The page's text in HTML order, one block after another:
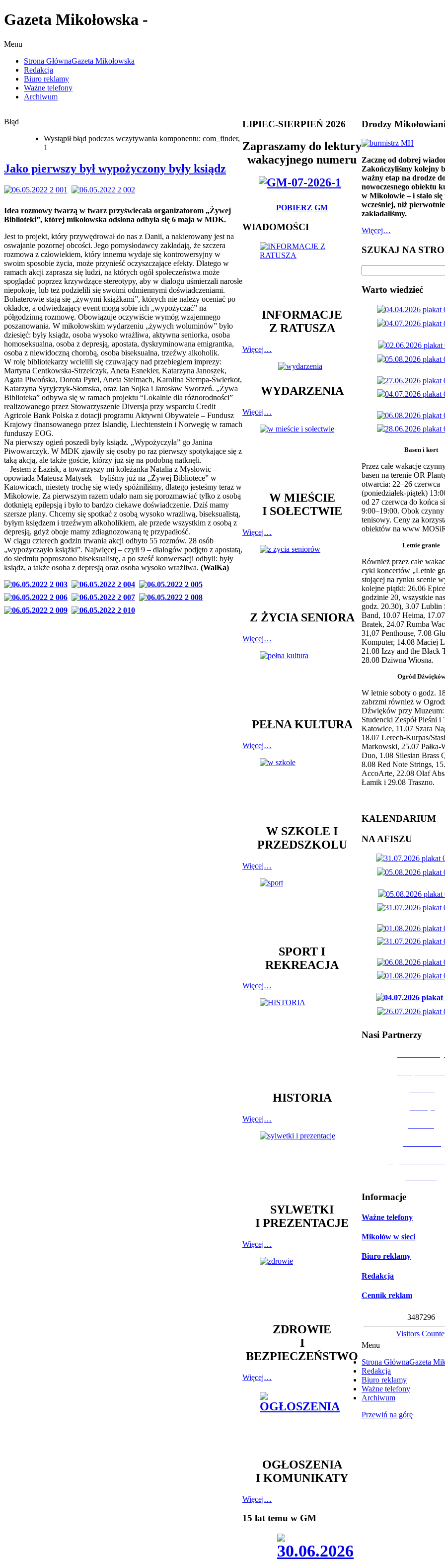
Gazeta Mikołowska -
Menu
Strona GłównaGazeta Mikołowska
Redakcja
Biuro reklamy
Ważne telefony
Archiwum
Błąd
Wystąpił błąd podczas wczytywania komponentu: com_finder,
1
Jako pierwszy był wypożyczony były ksiądz
Idea rozmowy twarzą w twarz przyświecała organizatorom „Żywej
Biblioteki”, której mikołowska odsłona odbyła się 6 maja w MDK.
Jest to projekt, który przywędrował do nas z Danii, a nakierowany jest na
oswajanie pozornej obcości. Jego pomysłodawcy zakładają, że szczera
rozmowa z człowiekiem, który innemu wydaje się kontrowersyjny w
swoim sposobie życia, może przynieść oczyszczające efekty. Dlatego w
ramach akcji zaprasza się ludzi, na których ogół społeczeństwa może
spoglądać poprzez krzywdzące stereotypy, aby w dialogu uśmierzali narosłe
niepokoje, lub też podzielili się swoimi odmiennymi doświadczeniami.
Bohaterowie stają się „żywymi książkami”, których nie należy oceniać po
okładce, a odwiedzający event mogą sobie ich „wypożyczać” na
półgodzinną rozmowę. Obowiązuje oczywiście wymóg wzajemnego
poszanowania. W mikołowskim wydarzeniu „żywych woluminów” było
dziesięć: były ksiądz, osoba wysoko wrażliwa, aktywna seniorka, osoba
homoseksualna, osoba z depresją, apostata, dyskryminowana emigrantka,
osoba z niewidoczną chorobą, osoba biseksualna, trzeźwy alkoholik.
W rolę bibliotekarzy wcielili się czuwający nad przebiegiem imprezy:
Martyna Centkowska-Strzelczyk, Aneta Esnekier, Katarzyna Janoszek,
Agata Piwońska, Dorota Pytel, Aneta Stelmach, Karolina Stempa-Świerkot,
Katarzyna Syryjczyk-Słomska, oraz Jan Sojka i Jarosław Sworzeń. „Żywa
Biblioteka” odbywa się w ramach projektu “Lokalnie dla różnorodności”
realizowanego przez Stowarzyszenie Diversja przy wsparciu Credit
Agricole Bank Polska z dotacji programu Aktywni Obywatele – Fundusz
Krajowy finansowanego przez Islandię, Liechtenstein i Norwegię w ramach
funduszy EOG.
Na pierwszy ogień poszedł były ksiądz. „Wypożyczyła” go Janina
Piwowarczyk. W MDK zjawiły się osoby po raz pierwszy spotykające się z
taką akcją, ale także goście, którzy już się na podobną natknęli.
– Jestem z Łazisk, a towarzyszy mi koleżanka Natalia z Mysłowic –
opowiada Mateusz Matysek – byliśmy już na „Żywej Bibliotece” w
Katowicach, niestety trochę się wtedy spóźniliśmy, dlatego jesteśmy teraz w
Mikołowie. Za pierwszym razem udało nam się porozmawiać tylko z osobą
dotkniętą epilepsją i było to bardzo ciekawe doświadczenie. Dziś mamy
szersze plany. Chcemy się spotkać z osobą wysoko wrażliwą, biseksualistą,
byłym księdzem i trzeźwym alkoholikiem, ale przede wszystkim z osobą z
depresją, gdyż oboje mamy zdiagnozowaną tę przypadłość.
W ciągu czterech godzin trwania akcji odbyto 55 rozmów. 28 osób
„wypożyczayło książki”. Najwięcej – czyli 9 – dialogów podjęto z apostatą,
do siedmiu poproszono biseksualistę, a po sześć konwersacji odbyli: były
ksiądz, a także osoba z depresją oraz osoba wysoko wrażliwa. (WalKa)
LIPIEC-SIERPIEŃ 2026
Zapraszamy do lektury
wakacyjnego numeru
POBIERZ GM
WIADOMOŚCI
INFORMACJE
Z RATUSZA
Więcej…
WYDARZENIA
Więcej…
W MIEŚCIE
I SOŁECTWIE
Więcej…
Z ŻYCIA SENIORA
Więcej…
PEŁNA KULTURA
Więcej…
W SZKOLE I
PRZEDSZKOLU
Więcej…
SPORT I
REKREACJA
Więcej…
HISTORIA
Więcej…
SYLWETKI
I PREZENTACJE
Więcej…
ZDROWIE
I
BEZPIECZEŃSTWO
Więcej…
OGŁOSZENIA
I KOMUNIKATY
Więcej…
15 lat temu w GM
Drodzy
Zacznę od dobrej
Zakończyliśmy kolejny
ważny etap na drodze
nowoczesnego obiektu
w Mikołowie – i stało się
wcześniej, niż pierwotnie
zakładaliśmy.
Więcej…
SZUKAJ NA
Warto wiedzieć
Basen i kort
Przez całe wakacje
basen na terenie OR
otwarcia: 22–26 czerwca
(poniedziałek-piątek)
od 27 czerwca do końca
9:00–19:00. Obok
tenisowy. Ceny za
obiektów na www
Letnie granie
Również przez całe
cykl koncertów „Letnie
stojącej na rynku scenie
kolejne piątki: 26.06
godzinie 20, wszystkie
godz. 20.30), 3.07 Lublin
Band, 10.07 Heima,
Bratek, 24.07 Rumba
31,07 Penthouse, 7.08
Komputer, 14.08 Maciej
21.08 Izzy and the Black
28.08 Dziwna Wiosna.
Ogród Dźwięków
W letnie soboty o godz.
zabrzmi również w
Dźwięków przy
Studencki Zespół Pieśni i
Katowice, 11.07 Szara
18.07 Lerech-Kurpas/
Markowski, 25.07 Pałka-
Duo, 1.08 Silesian Brass
8.08 Red Note Strings,
AccoArte, 22.08 Olaf
Łamik i 29.08 Traszno.
KALENDARIUM
NA AFISZU
Nasi Partnerzy
Informacje
Ważne telefony
Mikołów w sieci
Biuro reklamy
Redakcja
Cennik reklam
3487296
Visitors
Menu
Strona GłównaGazeta
Redakcja
Biuro reklamy
Ważne telefony
Archiwum
Przewiń na górę